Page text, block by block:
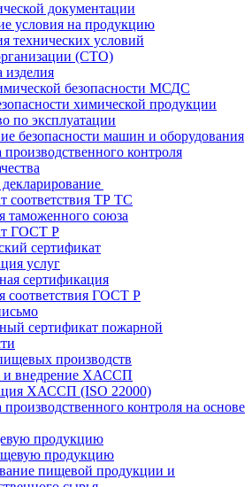
документации
условия на продукцию
технических условий
(СТО)
изделия
безопасности МСДС
химической продукции
по эксплуатации
безопасности машин и оборудования
контроля
соответствия ТР ТС
таможенного союза
ГОСТ Р
сертификат
услуг
сертификация
соответствия ГОСТ Р
сертификат пожарной
производств
и внедрение ХАССП
ХАССП (ISO 22000)
контроля на основе
продукцию
продукцию
пищевой продукции и